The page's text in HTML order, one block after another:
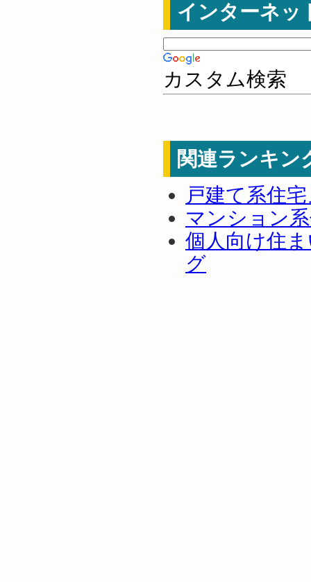
インターネッ
カスタム検索
関連ランキン
戸建て系住
マンション
個人向け住
グ